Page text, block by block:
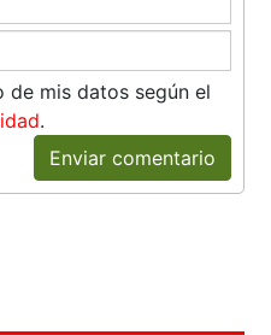
mis datos según el
.
Enviar comentario